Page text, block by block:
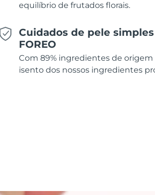
equilíbrio de frutados florais.
Cuidados de pele simples
FOREO
Com 89% ingredientes de origem
isento dos nossos ingredientes